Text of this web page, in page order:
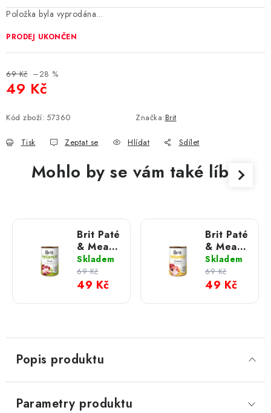
Zásady použivání souboru cookies
Hodnocení obchodu
Položka byla vyprodána…
PRODEJ UKONČEN
69 Kč –28 %
49 Kč
Kód zboží: 57360 Značka:Brit
Tisk Zeptat se Hlídat Sdílet
Mohlo by se vám také líbit
Brit Paté
& Meat
-; Duck
400 g
Skladem
49 Kč
69 Kč
Brit Paté
& Meat
-;
Chicken
400 g
Skladem
49 Kč
69 Kč
Popis produktu
Parametry produktu